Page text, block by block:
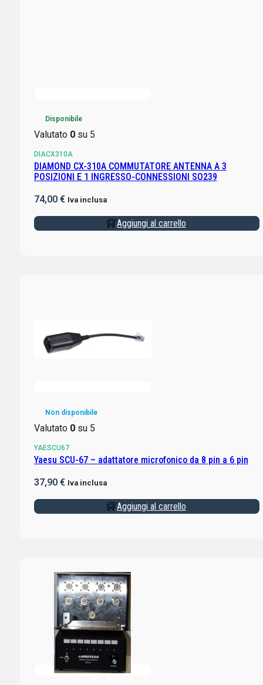
Disponibile
Valutato 0su 5
DIACX310A
DIAMOND CX-310A COMMUTATORE ANTENNA A 3
POSIZIONI E 1 INGRESSO-CONNESSIONI SO239
74,00 € Iva inclusa
Aggiungi al carrello
Non disponibile
Valutato 0su 5
YAESCU67
Yaesu SCU-67 – adattatore microfonico da 8 pin a 6 pin
37,90 € Iva inclusa
Aggiungi al carrello